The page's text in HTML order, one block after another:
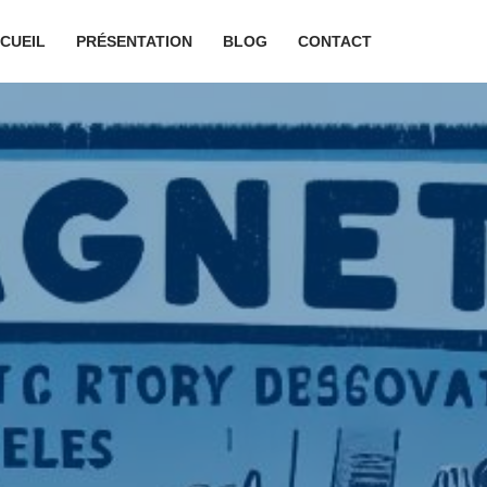
PRÉSENTATION BLOG CONTACT